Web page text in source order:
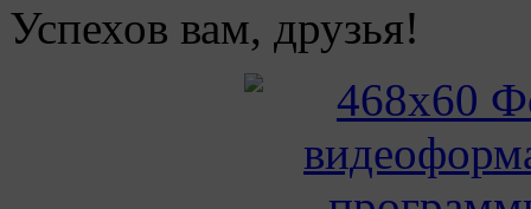
Успехов вам, друзья!